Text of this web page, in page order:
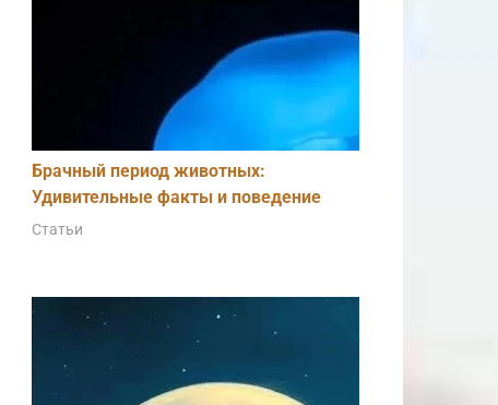
Брачный период животных:
Удивительные факты и поведение
Статьи